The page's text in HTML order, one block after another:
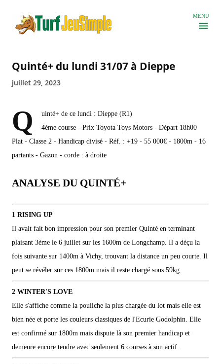
MENU
Quinté+ du lundi 31/07 à Dieppe
juillet 29, 2023
Q
uinté+ de ce lundi : Dieppe (R1)
4ème course - Prix Toyota Toys Motors - Départ 18h00
Plat - Classe 2 - Handicap divisé - Réf. : +19 - 55 000€ - 1800m - 16
partants - Gazon - corde : à droite
ANALYSE DU QUINTÉ+
1 RISING UP
Il avait fait bon impression pour son premier Quinté en terminant
plaisant 3ème le 6 juillet sur les 1600m de Longchamp. Il a déçu la
fois suivante sur 1400m à Vichy, trouvant la distance un peu courte. Il
peut se révéler sur ces 1800m mais il reste chargé sous 59kg.
2 WINTER'S LOVE
Elle s'affiche comme la pouliche la plus chargée du lot mais elle est
bien née et porte les couleurs classiques de l'Ecurie Godolphin. Elle
est confirmé sur 1800m mais dispute là son premier handicap et
demeure encore tendre avec seulement 6 courses à son actif.